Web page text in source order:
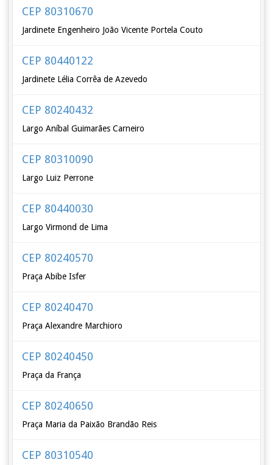
CEP 80310670
Jardinete Engenheiro João Vicente Portela Couto
CEP 80440122
Jardinete Lélia Corrêa de Azevedo
CEP 80240432
Largo Aníbal Guimarães Carneiro
CEP 80310090
Largo Luiz Perrone
CEP 80440030
Largo Virmond de Lima
CEP 80240570
Praça Abibe Isfer
CEP 80240470
Praça Alexandre Marchioro
CEP 80240450
Praça da França
CEP 80240650
Praça Maria da Paixão Brandão Reis
CEP 80310540